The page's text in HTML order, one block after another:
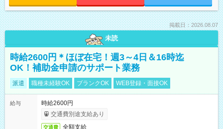
掲載日：2026.08.07
未読
時給2600円＊ほぼ在宅！週3～4日＆16時迄
OK！補助金申請のサポート業務
派遣 職種未経験OK ブランクOK WEB登録・面接OK
給与
時給2600円
交通費別途支給あり
交通費 全額支給